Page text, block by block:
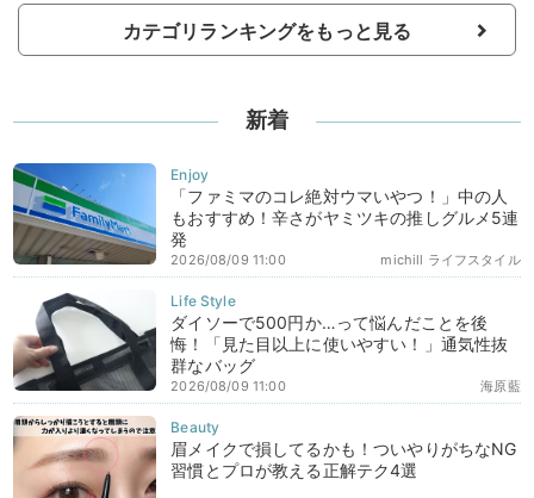
カテゴリランキングをもっと見る
新着
「ファミマのコレ絶対ウマいやつ！」中の人
もおすすめ！辛さがヤミツキの推しグルメ5連
発
michill ライフスタイル
2026/08/09 11:00
ダイソーで500円か…って悩んだことを後
悔！「見た目以上に使いやすい！」通気性抜
群なバッグ
海原藍
2026/08/09 11:00
眉メイクで損してるかも！ついやりがちなNG
習慣とプロが教える正解テク4選